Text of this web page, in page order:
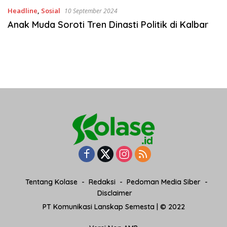
Headline, Sosial 10 September 2024
Anak Muda Soroti Tren Dinasti Politik di Kalbar
Tentang Kolase Redaksi
Pedoman Media Siber
Disclaimer
PT Komunikasi Lanskap Semesta | © 2022